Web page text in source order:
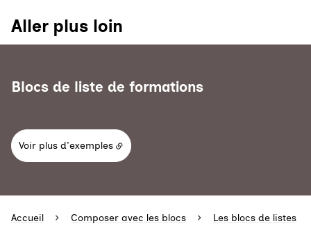
Aller plus loin
Blocs de liste de formations
Voir plus d'exemples
Accueil Composer avec les blocs Les blocs de listes